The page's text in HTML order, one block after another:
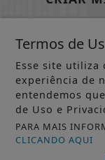
Termos de
Esse site utiliza
experiência de
entendemos
de Uso e
PARA MAIS
CLICANDO AQUI